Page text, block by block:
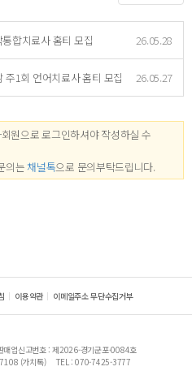
합치료사 홈티 모집 26.05.28
주1회 언어치료사 홈티 모집 26.05.27
원으로 로그인하셔야 작성하실 수
의는 채널톡으로 문의부탁드립니다.
이용약관 이메일주소 무단수집거부
매업신고번호 : 제2026-경기군포-0084호
(가치톡)
TEL : 070-7425-3777